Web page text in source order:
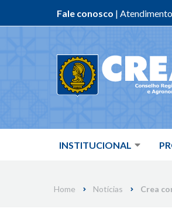
Fale conosco |
INSTITUCIONAL
Home Notícias Crea